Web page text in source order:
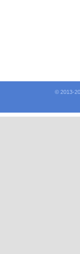
© 2013-